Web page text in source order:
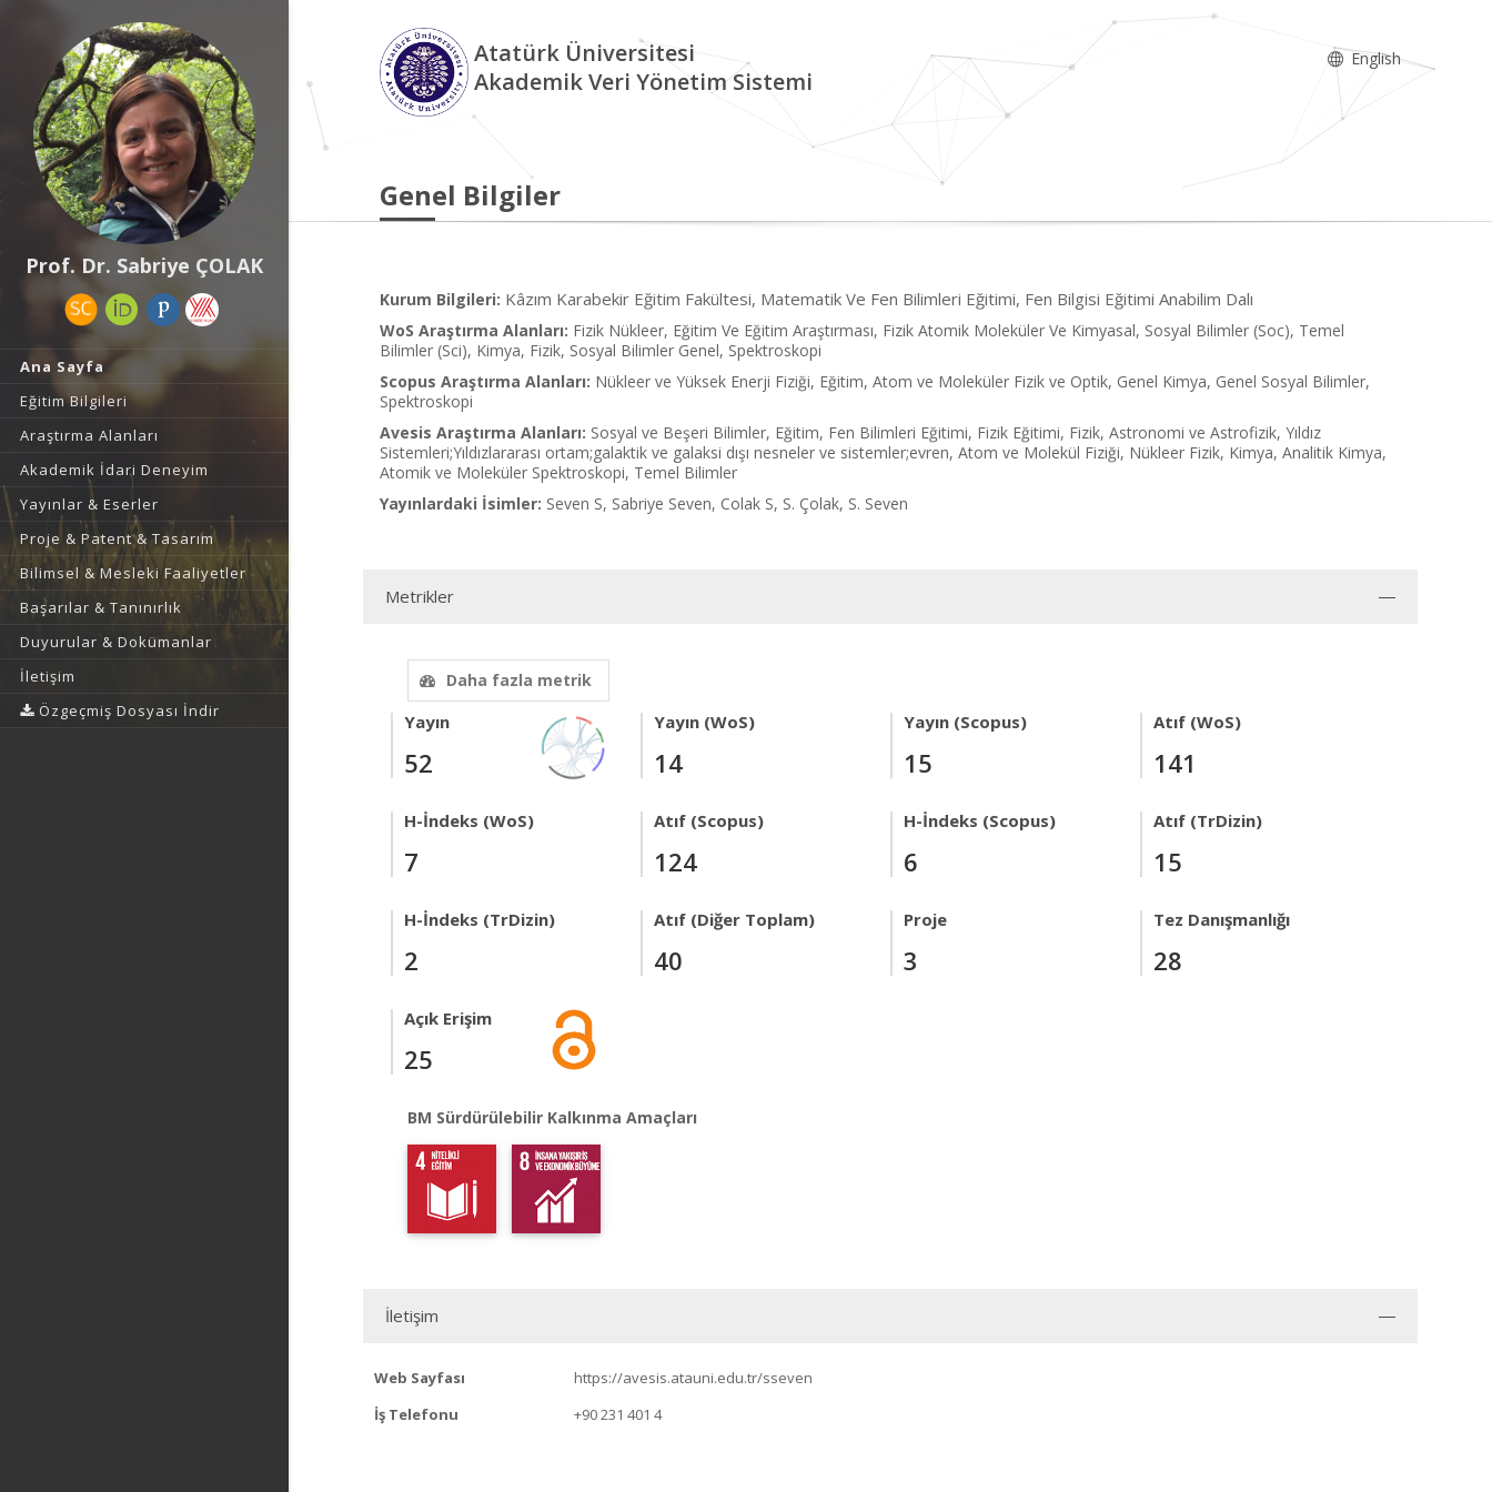
Prof. Dr. Sabriye ÇOLAK
Ana Sayfa
Eğitim Bilgileri
Araştırma Alanları
Akademik İdari Deneyim
Yayınlar & Eserler
Proje & Patent & Tasarım
Bilimsel & Mesleki Faaliyetler
Başarılar & Tanınırlık
Duyurular & Dokümanlar
İletişim
Özgeçmiş Dosyası İndir
Atatürk Üniversitesi
Akademik Veri Yönetim Sistemi
English
Genel Bilgiler
Kurum Bilgileri: Kâzım Karabekir Eğitim Fakültesi, Matematik Ve Fen Bilimleri Eğitimi, Fen Bilgisi Eğitimi Anabilim Dalı
WoS Araştırma Alanları: Fizik Nükleer, Eğitim Ve Eğitim Araştırması, Fizik Atomik Moleküler Ve Kimyasal, Sosyal Bilimler (Soc), Temel
Bilimler (Sci), Kimya, Fizik, Sosyal Bilimler Genel, Spektroskopi
Scopus Araştırma Alanları: Nükleer ve Yüksek Enerji Fiziği, Eğitim, Atom ve Moleküler Fizik ve Optik, Genel Kimya, Genel Sosyal Bilimler,
Spektroskopi
Avesis Araştırma Alanları: Sosyal ve Beşeri Bilimler, Eğitim, Fen Bilimleri Eğitimi, Fizik Eğitimi, Fizik, Astronomi ve Astrofizik, Yıldız
Sistemleri;Yıldızlararası ortam;galaktik ve galaksi dışı nesneler ve sistemler;evren, Atom ve Molekül Fiziği, Nükleer Fizik, Kimya, Analitik Kimya,
Atomik ve Moleküler Spektroskopi, Temel Bilimler
Yayınlardaki İsimler: Seven S, Sabriye Seven, Colak S, S. Çolak, S. Seven
Metrikler
Daha fazla metrik
Yayın
52
Yayın (WoS)
14
Yayın (Scopus)
15
Atıf (WoS)
141
H-İndeks (WoS)
7
Atıf (Scopus)
124
H-İndeks (Scopus)
6
Atıf (TrDizin)
15
H-İndeks (TrDizin)
2
Atıf (Diğer Toplam)
40
Proje
3
Tez Danışmanlığı
28
Açık Erişim
25
BM Sürdürülebilir Kalkınma Amaçları
İletişim
Web Sayfası
https://avesis.atauni.edu.tr/sseven
İş Telefonu
+90 231 401 4